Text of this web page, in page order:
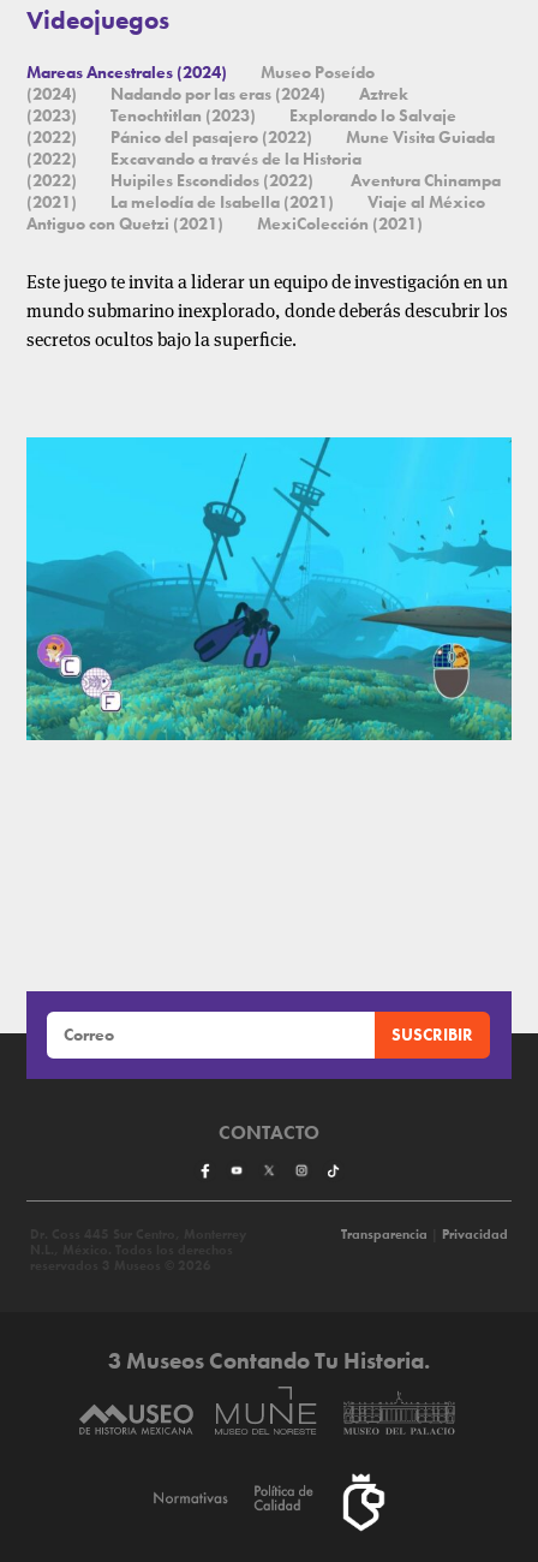
Videojuegos
Mareas Ancestrales (2024)
Museo Poseído
(2024)
Nadando por las eras (2024)
Aztrek
(2023)
Tenochtitlan (2023)
Explorando lo Salvaje
(2022)
Pánico del pasajero (2022)
Mune Visita Guiada
(2022)
Excavando a través de la Historia
(2022)
Huipiles Escondidos (2022)
Aventura Chinampa
(2021)
La melodía de Isabella (2021)
Viaje al México
Antiguo con Quetzi (2021)
MexiColección (2021)
Este juego te invita a liderar un equipo de investigación en un
mundo submarino inexplorado, donde deberás descubrir los
secretos ocultos bajo la superficie.
CONTACTO
Transparencia Privacidad
3 Museos Contando Tu Historia.